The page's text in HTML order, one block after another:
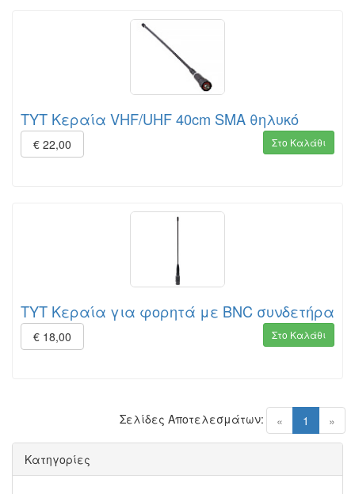
TYT Κεραία VHF/UHF 40cm SMA θηλυκό
€ 22,00 Στο Καλάθι
TYT Κεραία για φορητά με BNC συνδετήρα
€ 18,00 Στο Καλάθι
« 1 (current)
»
Σελίδες Αποτελεσμάτων:
Κατηγορίες